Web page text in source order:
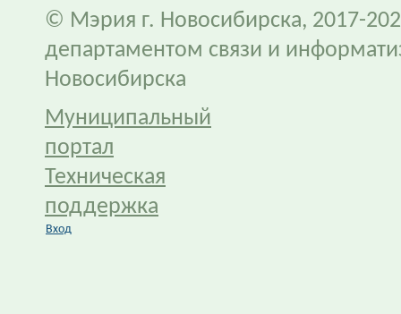
© Мэрия г. Новосибирска, 2017-
департаментом связи и
Новосибирска
Муниципальный
портал
Техническая
поддержка
Вход